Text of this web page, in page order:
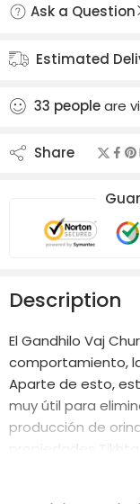
Ask a Question
Estimated
33 peopleare
Share
Description
El Gandhilo Vaj
comportamiento,
Aparte de esto,
muy útil para
producción de
propiedades
hacen muy útil